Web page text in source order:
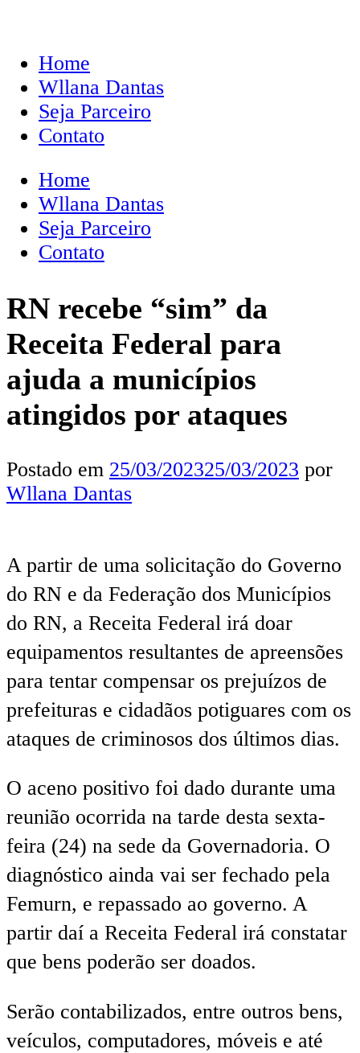
Home
Wllana Dantas
Seja Parceiro
Contato
Home
Wllana Dantas
Seja Parceiro
Contato
RN recebe “sim” da
Receita Federal para
ajuda a municípios
atingidos por ataques
Postado em 25/03/202325/03/2023 por
Wllana Dantas
A partir de uma solicitação do Governo
do RN e da Federação dos Municípios
do RN, a Receita Federal irá doar
equipamentos resultantes de apreensões
para tentar compensar os prejuízos de
prefeituras e cidadãos potiguares com os
ataques de criminosos dos últimos dias.
O aceno positivo foi dado durante uma
reunião ocorrida na tarde desta sexta-
feira (24) na sede da Governadoria. O
diagnóstico ainda vai ser fechado pela
Femurn, e repassado ao governo. A
partir daí a Receita Federal irá constatar
que bens poderão ser doados.
Serão contabilizados, entre outros bens,
veículos, computadores, móveis e até